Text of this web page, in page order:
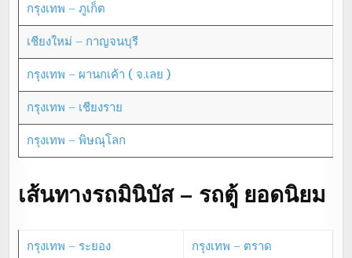
กรุงเทพ – ภูเก็ต
เชียงใหม่ – กาญจนบุรี
กรุงเทพ – ผานกเค้า ( จ.เลย )
กรุงเทพ – เชียงราย
กรุงเทพ – พิษณุโลก
เส้นทางรถมินิบัส – รถตู้ ยอดนิยม
กรุงเทพ – ระยอง กรุงเทพ – ตราด